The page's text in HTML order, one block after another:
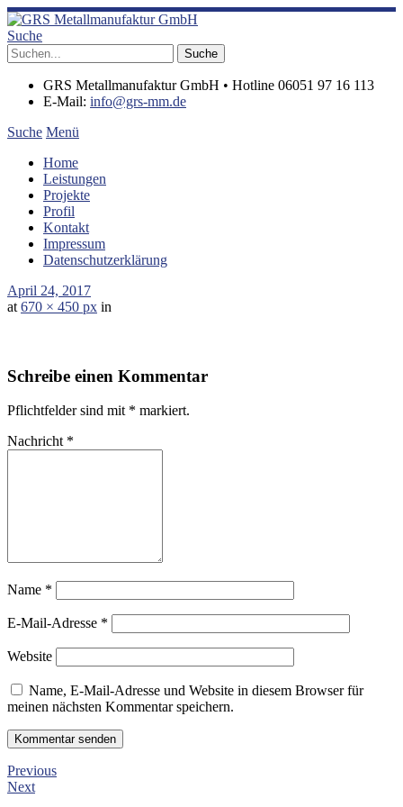
Suche
GRS Metallmanufaktur GmbH • Hotline 06051 97 16 113
E-Mail: info@grs-mm.de
Suche Menü
Home
Leistungen
Projekte
Profil
Kontakt
Impressum
Datenschutzerklärung
April 24, 2017
at 670 × 450 px in
Schreibe einen Kommentar
Pflichtfelder sind mit * markiert.
Nachricht *
Name *
E-Mail-Adresse *
Website
Name, E-Mail-Adresse und Website in diesem Browser für
meinen nächsten Kommentar speichern.
Previous
Next